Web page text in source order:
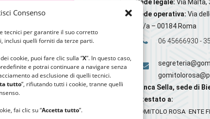
Consenso
tecnici per garantire il suo corretto
inclusi quelli forniti da terze parti.
cookie, puoi fare clic sulla “X”. In questo caso,
e potrai continuare a navigare senza
ad esclusione di quelli tecnici.
tutto”, rifiutando tutti i cookie, tranne quelli
fai clic su “Accetta tutto”.
Sede legale: Via Malta,
Sede operativa: Via
20/a – 00184 Roma
06 45666930 -
Banca Sella, sede di
Intestato a:
GOMITOLO ROSA ENTE